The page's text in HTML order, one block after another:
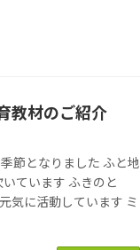
教材のご紹介
節となりました ふと地
ています ふきのと
気に活動しています ミ